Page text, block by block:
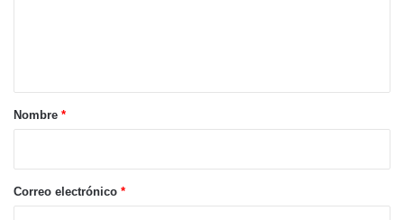
r
*
Nombre *
Correo electrónico *